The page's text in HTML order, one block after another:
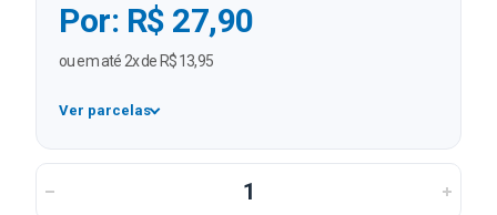
Por: R$ 27,90
ou em até 2x de R$ 13,95
Ver parcelas
1x R$ 27,90